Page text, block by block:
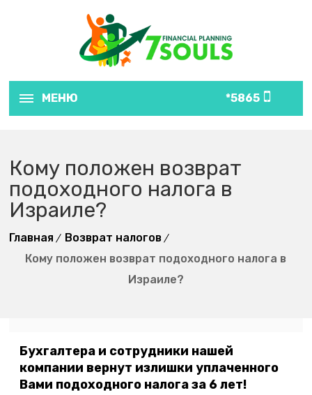
МЕНЮ 5865*
Кому положен возврат
подоходного налога в
Израиле?
Главная
Возврат налогов
Кому положен возврат подоходного налога в
Израиле?
Бухгалтера и сотрудники нашей
компании вернут излишки уплаченного
Вами подоходного налога за 6 лет!